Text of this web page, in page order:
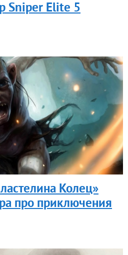
Sniper Elite 5
Колец»
про приключения